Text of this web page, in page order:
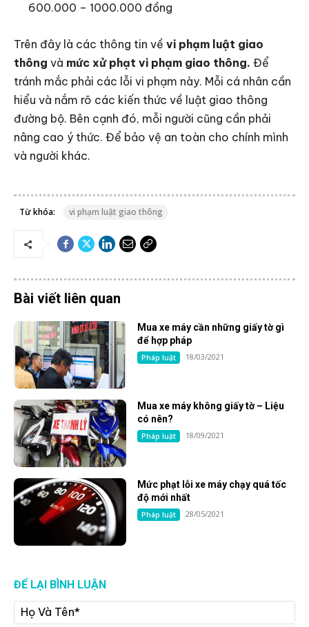
600.000 – 1000.000 đồng
Trên đây là các thông tin về vi phạm luật giao
thông và mức xử phạt vi phạm giao thông. Để
tránh mắc phải các lỗi vi phạm này. Mỗi cá nhân cần
hiểu và nắm rõ các kiến thức về luật giao thông
đường bộ. Bên cạnh đó, mỗi người cũng cần phải
nâng cao ý thức. Để bảo vệ an toàn cho chính mình
và người khác.
Từ khóa: vi phạm luật giao thông
Bài viết liên quan
Mua xe máy cần những giấy tờ gì
để hợp pháp
Pháp luật 18/03/2021
Mua xe máy không giấy tờ – Liệu
có nên?
Pháp luật 18/09/2021
Mức phạt lỗi xe máy chạy quá tốc
độ mới nhất
Pháp luật 28/05/2021
ĐỂ LẠI BÌNH LUẬN
Và